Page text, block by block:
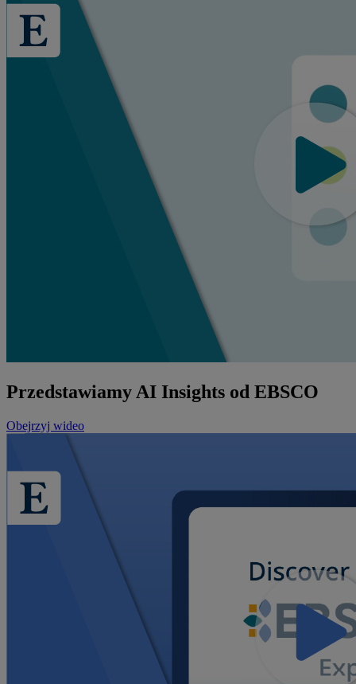
Przedstawiamy AI Insights od EBSCO
Obejrzyj wideo